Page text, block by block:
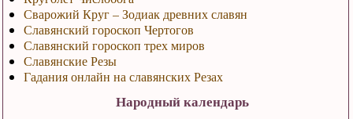
Сварожий Круг – Зодиак древних славян
Славянский гороскоп Чертогов
Славянский гороскоп трех миров
Славянские Резы
Гадания онлайн на славянских Резах
Народный календарь